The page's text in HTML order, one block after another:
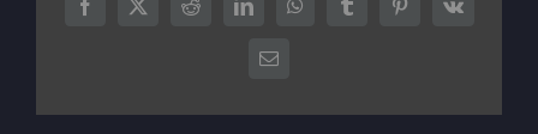
Facebook
X RedditLinkedInWhatsAppTumblrPinterest
Vk
Sähköposti